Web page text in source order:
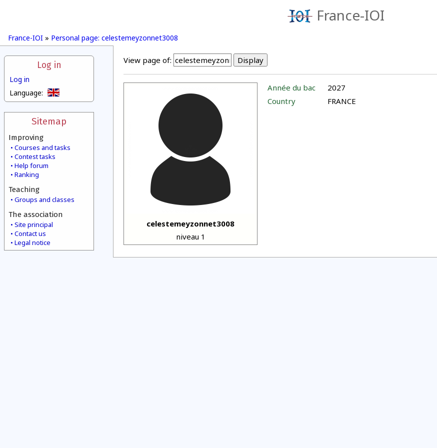
France-IOI
France-IOI » Personal page: celestemeyzonnet3008
Log in
Log in
Language:
Sitemap
Improving
Courses and tasks
Contest tasks
Help forum
Ranking
Teaching
Groups and classes
The association
Site principal
Contact us
Legal notice
View page of:
celestemeyzonnet3008
niveau 1
Année du bac
2027
Country
FRANCE